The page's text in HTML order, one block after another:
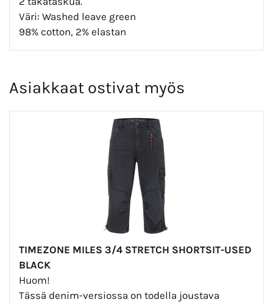
Väri: Washed leave green
98% cotton, 2% elastan
Asiakkaat ostivat myös
TIMEZONE MILES 3/4 STRETCH SHORTSIT-USED
BLACK
Huom!
Tässä denim-versiossa on todella joustava